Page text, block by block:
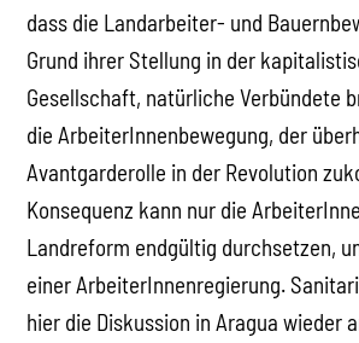
dass die Landarbeiter- und
Grund ihrer Stellung in der
Gesellschaft, natürliche Verbündete
die ArbeiterInnenbewegung, der
Avantgarderolle in der Revolution
Konsequenz kann nur die
Landreform endgültig durchsetzen,
einer ArbeiterInnenregierung.
hier die Diskussion in Aragua wieder